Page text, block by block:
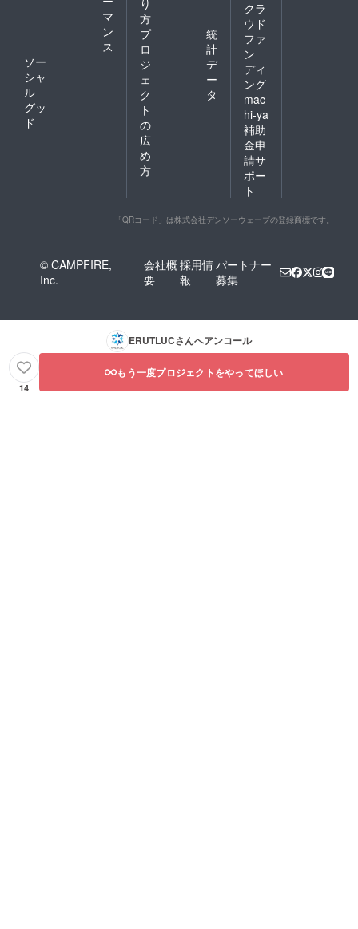
マ
ン
ス
ソー
シャ
ル
グッ
ド
方
プ
ロ
ジ
ェ
ク
ト
の
広
め
方
統
計
デ
ー
タ
クラ
ウド
ファ
ン
ディ
ング
mac
hi-ya
補助
金申
請サ
ポー
ト
「QRコード」は株式会社デンソーウェーブの登録商標です。
© CAMPFIRE,
Inc.
会社概
要
採用情
報
パートナー
募集
ERUTLUCさんへアンコール
14
もう一度プロジェクトをやってほしい